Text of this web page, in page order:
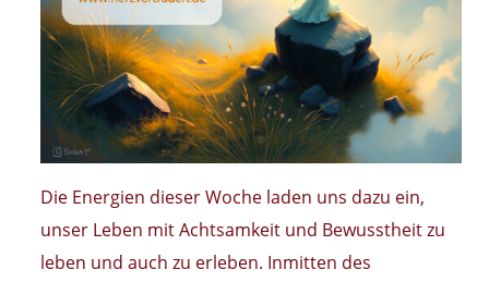
Die Energien dieser Woche laden uns dazu ein,
unser Leben mit Achtsamkeit und Bewusstheit zu
leben und auch zu erleben. Inmitten des